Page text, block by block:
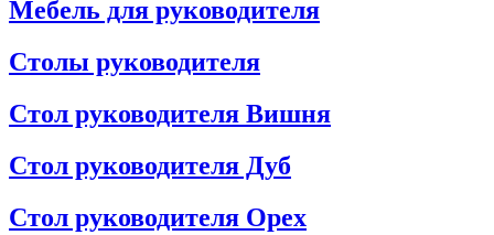
Мебель для руководителя
Столы руководителя
Стол руководителя Вишня
Стол руководителя Дуб
Стол руководителя Орех